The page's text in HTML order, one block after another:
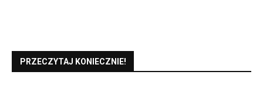
PRZECZYTAJ KONIECZNIE!